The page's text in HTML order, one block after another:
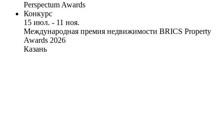
Perspectum Awards
Конкурс
15 июл. - 11 ноя.
Международная премия недвижимости BRICS Property
Awards 2026
Казань